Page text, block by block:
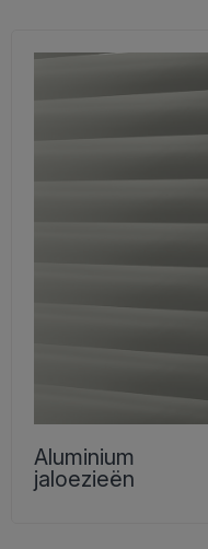
Aluminium
jaloezieën